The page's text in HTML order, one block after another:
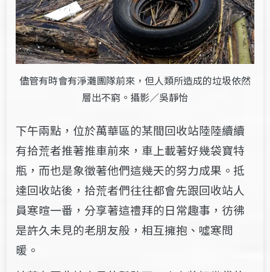
儘管有時會有淨灘團隊前來，但人類所造成的垃圾依然
層出不窮。攝影／吳靜怡
下午兩點，位於萬華區的某間回收站陸陸續續
有拾荒者推著推車前來，車上載著好幾袋寶特
瓶，而也是象徵著他們這幾天的努力成果。抵
達回收站後，拾荒者們往往都會先跟回收站人
員寒暄一番，分享著這禮拜的日常趣事，彷彿
是許久未見的老朋友般，相互擁抱、噓寒問
暖。